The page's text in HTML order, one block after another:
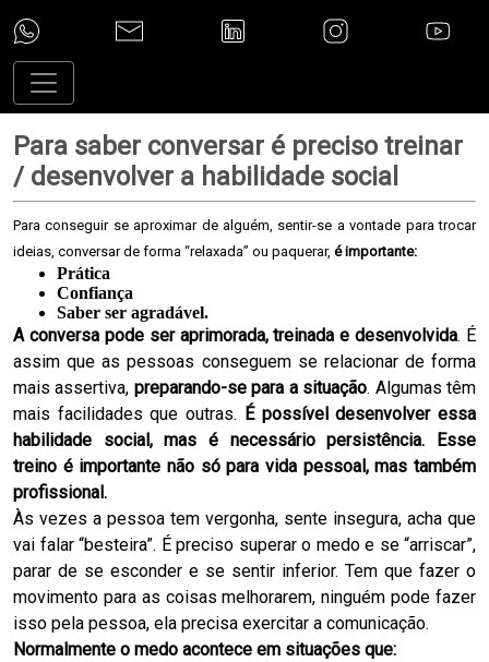
Para saber conversar é preciso treinar
/ desenvolver a habilidade social
Para conseguir se aproximar de alguém, sentir-se a vontade para trocar
ideias, conversar de forma “relaxada” ou paquerar, é importante:
Prática
Confiança
Saber ser agradável.
A conversa pode ser aprimorada, treinada e desenvolvida. É
assim que as pessoas conseguem se relacionar de forma
mais assertiva, preparando-se para a situação. Algumas têm
mais facilidades que outras. É possível desenvolver essa
habilidade social, mas é necessário persistência.
Esse
treino é importante não só para vida pessoal, mas também
profissional.
Às vezes a pessoa tem vergonha, sente insegura, acha que
vai falar “besteira”. É preciso superar o medo e se “arriscar”,
parar de se esconder e se sentir inferior. Tem que fazer o
movimento para as coisas melhorarem, ninguém pode fazer
isso pela pessoa, ela precisa exercitar a comunicação.
Normalmente o medo acontece em situações que: